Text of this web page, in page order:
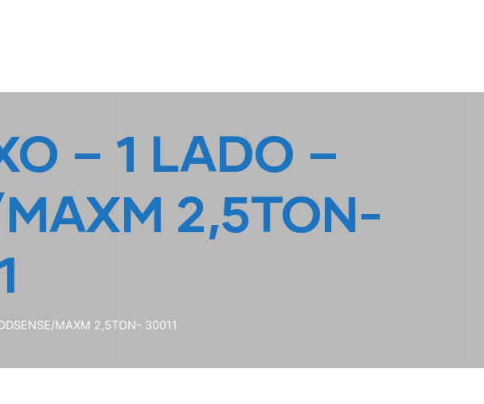
– 1 LADO –
2,5TON-
MAXM 2,5TON- 30011